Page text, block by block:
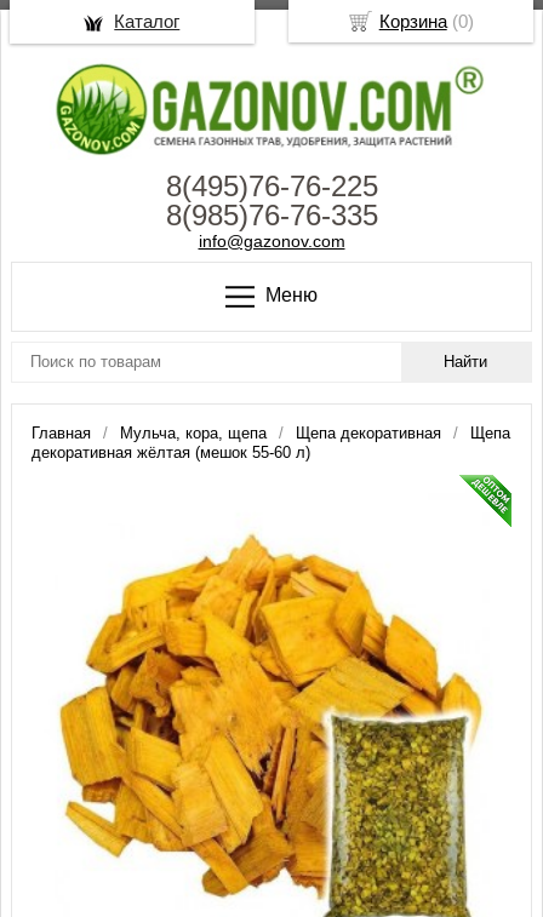
8(495)76-76-225
8(985)76-76-335
info@gazonov.com
Меню
Главная Мульча, кора, щепа Щепа декоративная
Щепа
декоративная жёлтая (мешок 55-60 л)
Щепа декоративная жёлтая (мешок 55-
Корзина(0)
Каталог